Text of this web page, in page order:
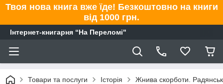
Твоя нова книга вже їде! Безкоштовно на книги
від 1000 грн.
Інтернет-книгарня “На Переломі"
Товари та послуги Історія Жнива скорботи.